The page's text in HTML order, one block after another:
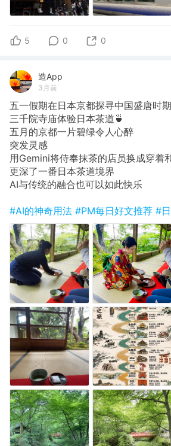
5 0 0
造App
3月前
五一假期在日本京都探寻中国盛唐时
三千院寺庙体验日本茶道🍵
五月的京都一片碧绿令人心醉
突发灵感
用Gemini将侍奉抹茶的店员换成穿着
更深了一番日本茶道境界
AI与传统的融合也可以如此快乐
#AI的神奇用法 #PM每日好文推荐 #